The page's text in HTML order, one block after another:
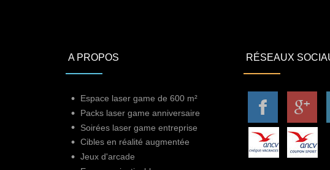
A PROPOS
Espace laser game de 600 m²
Packs laser game anniversaire
Soirées laser game entreprise
Cibles en réalité augmentée
Jeux d'arcade
RÉSEAUX